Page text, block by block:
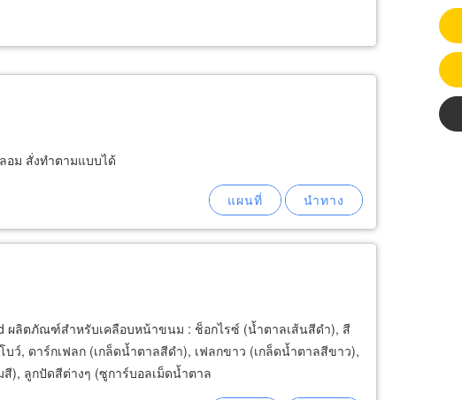
อม สั่งทำตามแบบได้
ผลิตภัณฑ์สำหรับเคลือบหน้าขนม : ช็อกไรซ์ (น้ำตาลเส้นสีดำ), สี
ว์, ดาร์กเฟลก (เกล็ดน้ำตาลสีดำ), เฟลกขาว (เกล็ดน้ำตาลสีขาว),
), ลูกปัดสีต่างๆ (ซูการ์บอลเม็ดน้ำตาล